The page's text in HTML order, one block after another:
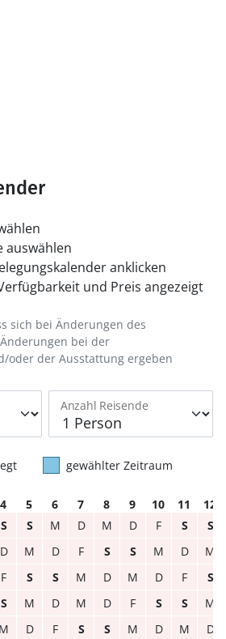
auswählen
anklicken
und Preis angezeigt
Anzahl Reisende
sich bei Änderungen des
bei der
oder der Ausstattung ergeben
gewählter Zeitraum
4 5 6 7 8 9 10 11
12
S S M D M D F S
S
D M D F S S M D
M
F S S M D M D F
S
S M D M D F S S
M
M D F S S M D M
D